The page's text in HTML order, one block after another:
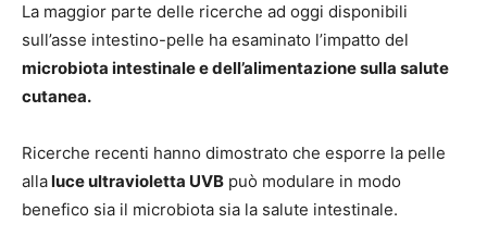
La maggior parte delle ricerche ad oggi disponibili
sull’asse intestino-pelle ha esaminato l’impatto del
microbiota intestinale e dell’alimentazione sulla salute
cutanea.
Ricerche recenti hanno dimostrato che esporre la pelle
allaluce ultravioletta UVB può modulare in modo
benefico sia il microbiota sia la salute intestinale.